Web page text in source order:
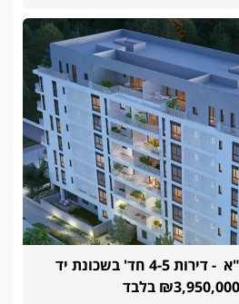
המלכא החדשה של ת"א - דירות 4-5 חד' בשכונת יד